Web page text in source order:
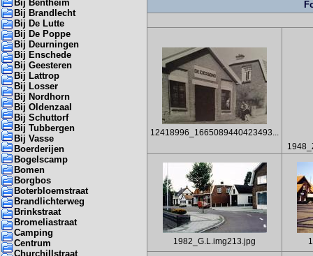
Bij Bentheim
Bij Brandlecht
Bij De Lutte
Bij De Poppe
Bij Deurningen
Bij Enschede
Bij Geesteren
Bij Lattrop
Bij Losser
Bij Nordhorn
Bij Oldenzaal
Bij Schuttorf
Bij Tubbergen
Bij Vasse
Boerderijen
Bogelscamp
Bomen
Borgbos
Boterbloemstraat
Brandlichterweg
Brinkstraat
Bromeliastraat
Camping
Centrum
Churchillstraat
12418996_1665089440423493...
1982_G.L.img213.jpg